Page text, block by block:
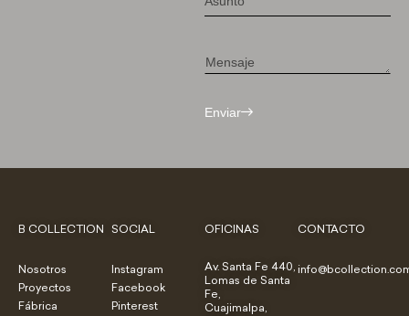
Enviar
B COLLECTION
Nosotros
Proyectos
Fábrica
SOCIAL
Instagram
Facebook
Pinterest
OFICINAS
Av. Santa Fe 440,
Lomas de Santa
Fe,
Cuajimalpa,
CONTACTO